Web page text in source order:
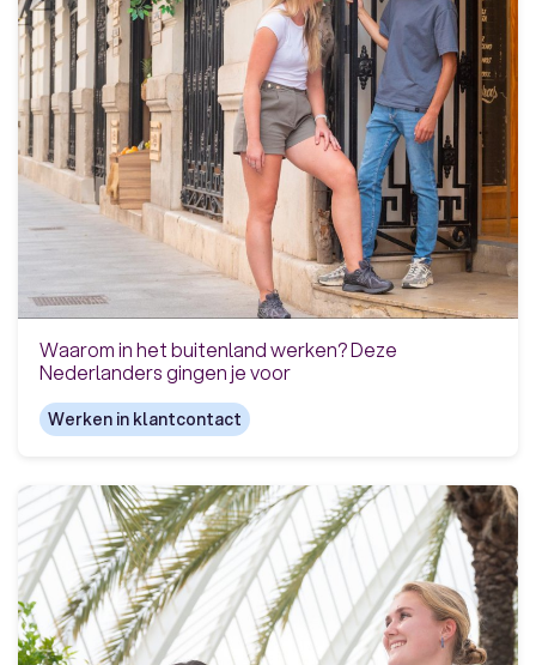
Waarom in het buitenland werken? Deze
Nederlanders gingen je voor
Werken in klantcontact